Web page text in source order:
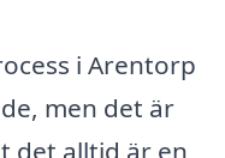
i Arentorp
men det är
det alltid är en